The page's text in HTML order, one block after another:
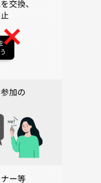
能性もございます。そ
さい。